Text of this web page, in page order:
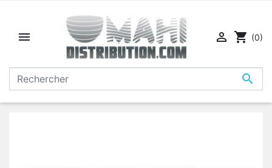


 shopping_cart (0)